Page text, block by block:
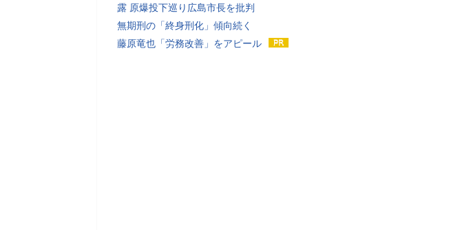
露 原爆投下巡り広島市長を批判
無期刑の「終身刑化」傾向続く
藤原竜也「労務改善」をアピール